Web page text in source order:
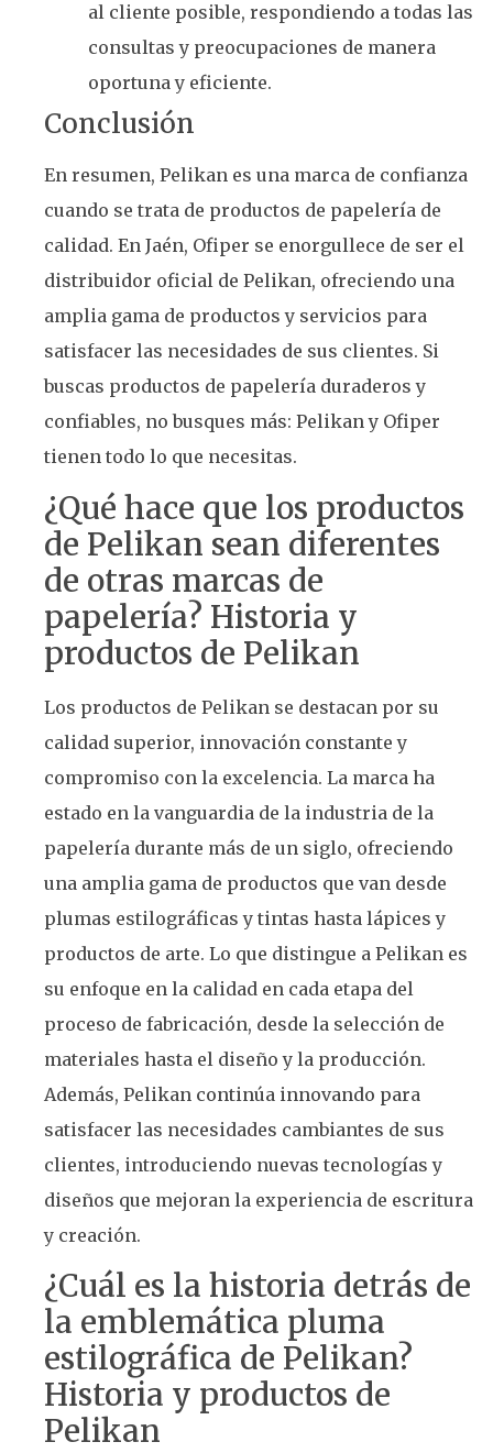
al cliente posible, respondiendo a todas las
consultas y preocupaciones de manera
oportuna y eficiente.
Conclusión
En resumen, Pelikan es una marca de confianza
cuando se trata de productos de papelería de
calidad. En Jaén, Ofiper se enorgullece de ser el
distribuidor oficial de Pelikan, ofreciendo una
amplia gama de productos y servicios para
satisfacer las necesidades de sus clientes. Si
buscas productos de papelería duraderos y
confiables, no busques más: Pelikan y Ofiper
tienen todo lo que necesitas.
¿Qué hace que los productos
de Pelikan sean diferentes
de otras marcas de
papelería? Historia y
productos de Pelikan
Los productos de Pelikan se destacan por su
calidad superior, innovación constante y
compromiso con la excelencia. La marca ha
estado en la vanguardia de la industria de la
papelería durante más de un siglo, ofreciendo
una amplia gama de productos que van desde
plumas estilográficas y tintas hasta lápices y
productos de arte. Lo que distingue a Pelikan es
su enfoque en la calidad en cada etapa del
proceso de fabricación, desde la selección de
materiales hasta el diseño y la producción.
Además, Pelikan continúa innovando para
satisfacer las necesidades cambiantes de sus
clientes, introduciendo nuevas tecnologías y
diseños que mejoran la experiencia de escritura
y creación.
¿Cuál es la historia detrás de
la emblemática pluma
estilográfica de Pelikan?
Historia y productos de
Pelikan